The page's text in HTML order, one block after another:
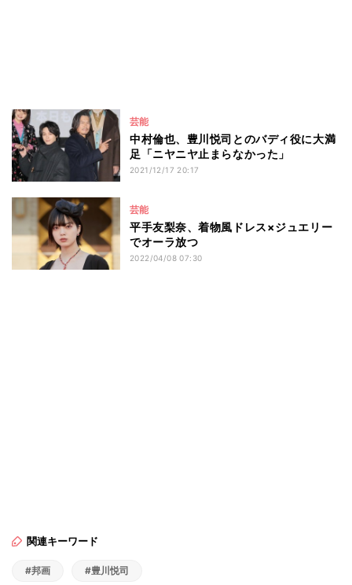
芸能
中村倫也、豊川悦司とのバディ役に大満
足「ニヤニヤ止まらなかった」
2021/12/17 20:17
芸能
平手友梨奈、着物風ドレス×ジュエリー
でオーラ放つ
2022/04/08 07:30
関連キーワード
#邦画 #豊川悦司